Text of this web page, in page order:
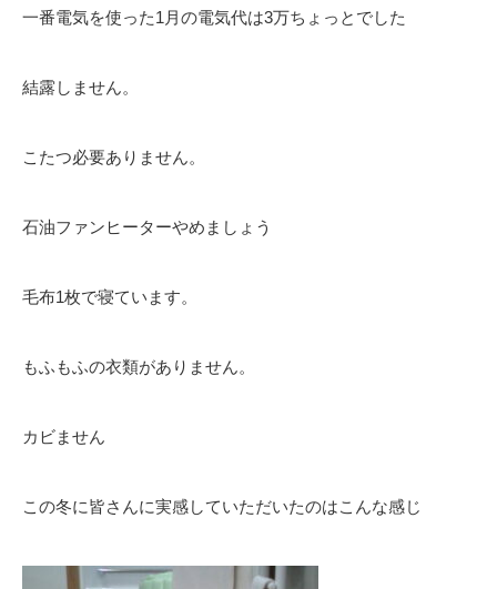
一番電気を使った1月の電気代は3万ちょっとでした
結露しません。
こたつ必要ありません。
石油ファンヒーターやめましょう
毛布1枚で寝ています。
もふもふの衣類がありません。
カビません
この冬に皆さんに実感していただいたのはこんな感じ